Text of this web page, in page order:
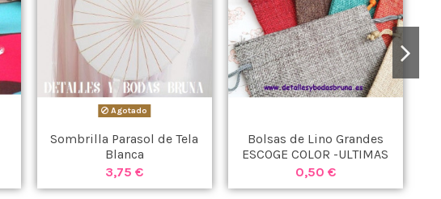
Agotado
Sombrilla Parasol de Tela
Blanca
3,75 €
Bolsas de Lino Grandes
ESCOGE COLOR -ULTIMAS
UNIDADES -
0,50 €